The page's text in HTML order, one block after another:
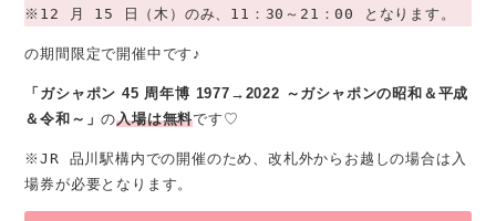
※12 月 15 日（木）のみ、11：30～21：00 となります。
の期間限定で開催中です♪
「ガシャポン 45 周年博 1977→2022 ～ガシャポンの昭和＆平成
＆令和～」の入場は無料です♡
※JR 品川駅構内での開催のため、改札外からお越しの場合は入
場券が必要となります。